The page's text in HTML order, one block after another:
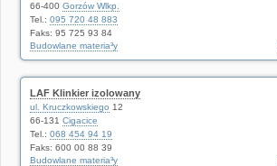
66-400 Gorzów Wlkp.
Tel.: 095 720 48 883
Faks: 95 725 93 84
Budowlane materia³y
LAF Klinkier izolowany
ul. Kruczkowskiego 12
66-131 Cigacice
Tel.: 068 454 94 19
Faks: 600 00 88 39
Budowlane materia³y